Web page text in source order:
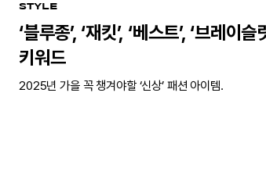
STYLE
‘블루종’, ‘재킷’, ‘베스트’, ‘브레이
키워드
2025년 가을 꼭 챙겨야할 ‘신상’ 패션 아이템.